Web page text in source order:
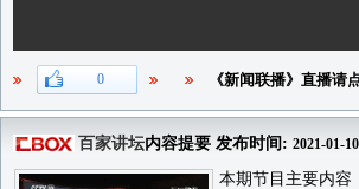
0 《新闻联播》直播请
百家讲坛内容提要 发布时间: 2021-01-
本期节目主要内容